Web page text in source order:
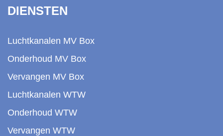
DIENSTEN
Luchtkanalen MV Box
Onderhoud MV Box
Vervangen MV Box
Luchtkanalen WTW
Onderhoud WTW
Vervangen WTW